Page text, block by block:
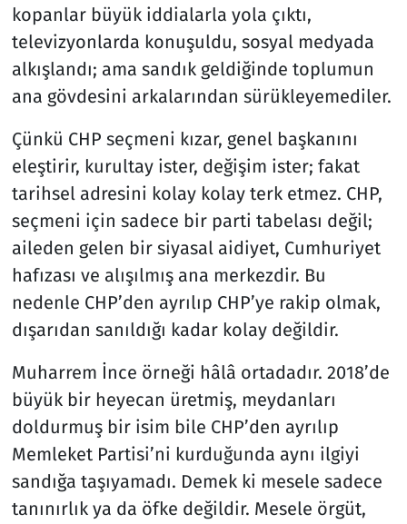
kopanlar büyük iddialarla yola çıktı,
televizyonlarda konuşuldu, sosyal medyada
alkışlandı; ama sandık geldiğinde toplumun
ana gövdesini arkalarından sürükleyemediler.
Çünkü CHP seçmeni kızar, genel başkanını
eleştirir, kurultay ister, değişim ister; fakat
tarihsel adresini kolay kolay terk etmez. CHP,
seçmeni için sadece bir parti tabelası değil;
aileden gelen bir siyasal aidiyet, Cumhuriyet
hafızası ve alışılmış ana merkezdir. Bu
nedenle CHP’den ayrılıp CHP’ye rakip olmak,
dışarıdan sanıldığı kadar kolay değildir.
Muharrem İnce örneği hâlâ ortadadır. 2018’de
büyük bir heyecan üretmiş, meydanları
doldurmuş bir isim bile CHP’den ayrılıp
Memleket Partisi’ni kurduğunda aynı ilgiyi
sandığa taşıyamadı. Demek ki mesele sadece
tanınırlık ya da öfke değildir. Mesele örgüt,